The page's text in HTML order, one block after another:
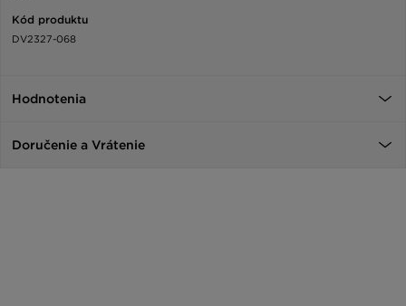
Kód produktu
DV2327-068
Hodnotenia
Doručenie a Vrátenie